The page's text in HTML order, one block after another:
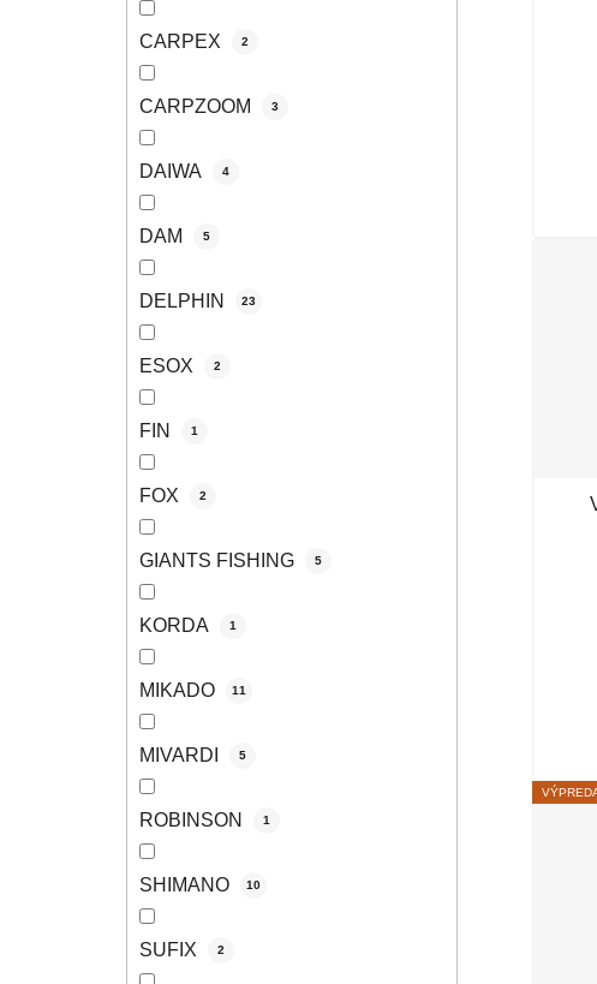
CARPEX 2
CARPZOOM 3
DAIWA 4
DAM 5
DELPHIN 23
ESOX 2
FIN 1
FOX 2
GIANTS FISHING 5
KORDA 1
MIKADO 11
MIVARDI 5
ROBINSON 1
SHIMANO 10
SUFIX 2